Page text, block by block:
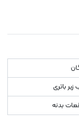
زیر باتری
بدنه